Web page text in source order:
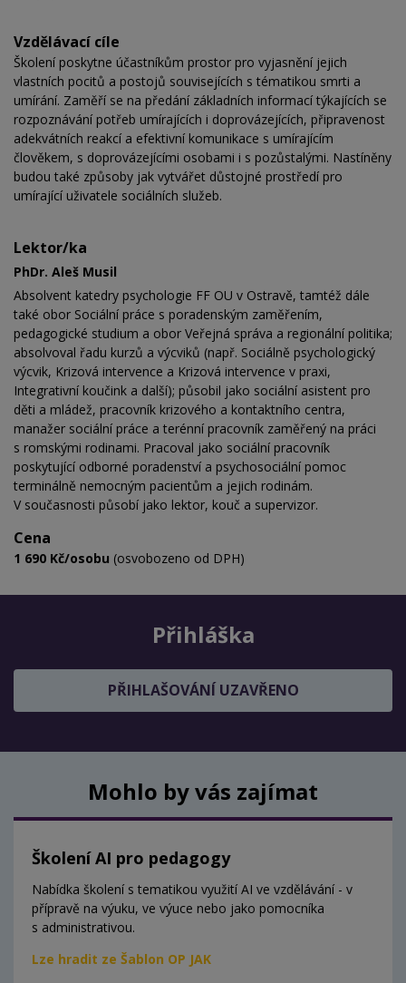
Vzdělávací cíle
Školení poskytne účastníkům prostor pro vyjasnění jejich
vlastních pocitů a postojů souvisejících s tématikou smrti a
umírání. Zaměří se na předání základních informací týkajících se
rozpoznávání potřeb umírajících i doprovázejících, připravenost
adekvátních reakcí a efektivní komunikace s umírajícím
člověkem, s doprovázejícími osobami i s pozůstalými. Nastíněny
budou také způsoby jak vytvářet důstojné prostředí pro
umírající uživatele sociálních služeb.
Lektor/ka
PhDr. Aleš Musil
Absolvent katedry psychologie FF OU v Ostravě, tamtéž dále
také obor Sociální práce s poradenským zaměřením,
pedagogické studium a obor Veřejná správa a regionální politika;
absolvoval řadu kurzů a výcviků (např. Sociálně psychologický
výcvik, Krizová intervence a Krizová intervence v praxi,
Integrativní koučink a další); působil jako sociální asistent pro
děti a mládež, pracovník krizového a kontaktního centra,
manažer sociální práce a terénní pracovník zaměřený na práci
s romskými rodinami. Pracoval jako sociální pracovník
poskytující odborné poradenství a psychosociální pomoc
terminálně nemocným pacientům a jejich rodinám.
V současnosti působí jako lektor, kouč a supervizor.
Cena
1 690 Kč/osobu (osvobozeno od DPH)
Přihláška
PŘIHLAŠOVÁNÍ UZAVŘENO
Mohlo by vás zajímat
Školení AI pro pedagogy
Nabídka školení s tematikou využití AI ve vzdělávání - v
přípravě na výuku, ve výuce nebo jako pomocníka
s administrativou.
Lze hradit ze Šablon OP JAK